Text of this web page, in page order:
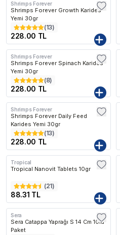
Shrimps Forever
Shrimps Forever Growth Karides
Yemi 30gr
(13)
228.00 TL
Shrimps Forever
Shrimps Forever Spinach Karides
Yemi 30gr
(8)
228.00 TL
Shrimps Forever
Shrimps Forever Daily Feed
Karides Yemi 30gr
(13)
228.00 TL
Tropical
Tropical Nanovit Tablets 10gr
(21)
88.31 TL
Sera
Sera Catappa Yaprağı S 14 Cm 10lu
Paket